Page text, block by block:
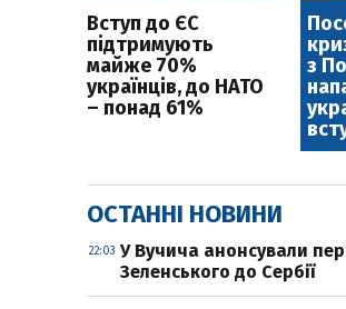
Вступ до ЄС
підтримують
майже 70%
українців, до НАТО
– понад 61%
з
ОСТАННІ НОВИНИ
22:03 У Вучича анонсували
Зеленського до Сербії